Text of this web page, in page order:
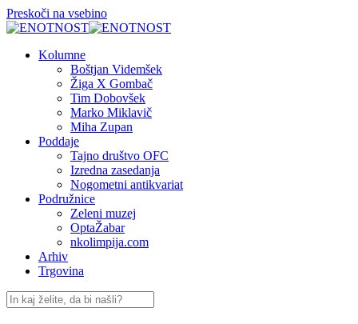
Preskoči na vsebino
Kolumne
Boštjan Videmšek
Žiga X Gombač
Tim Dobovšek
Marko Miklavič
Miha Zupan
Poddaje
Tajno društvo OFC
Izredna zasedanja
Nogometni antikvariat
Podružnice
Zeleni muzej
OptaŽabar
nkolimpija.com
Arhiv
Trgovina